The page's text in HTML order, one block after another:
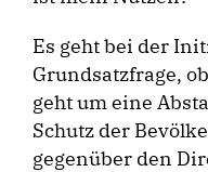
Es geht bei der
Grundsatzfrage,
geht um eine
Schutz der
gegenüber den